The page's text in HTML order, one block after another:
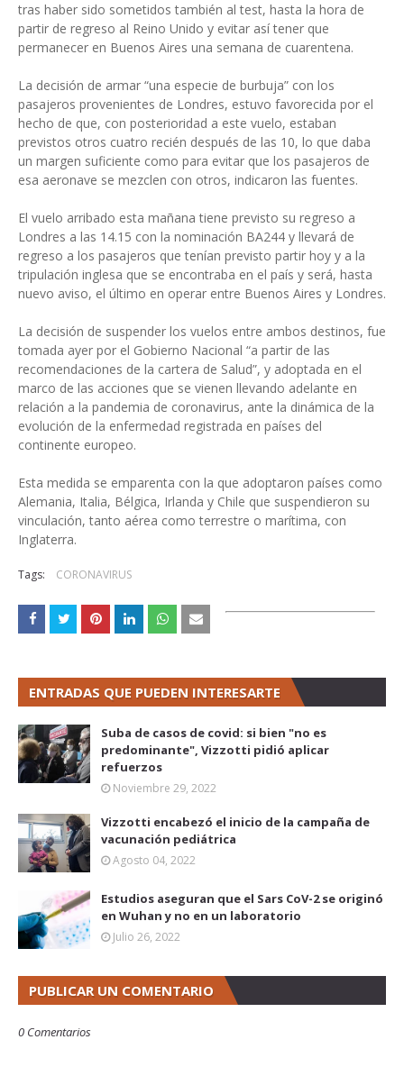
tras haber sido sometidos también al test, hasta la hora de
partir de regreso al Reino Unido y evitar así tener que
permanecer en Buenos Aires una semana de cuarentena.
La decisión de armar “una especie de burbuja” con los
pasajeros provenientes de Londres, estuvo favorecida por el
hecho de que, con posterioridad a este vuelo, estaban
previstos otros cuatro recién después de las 10, lo que daba
un margen suficiente como para evitar que los pasajeros de
esa aeronave se mezclen con otros, indicaron las fuentes.
El vuelo arribado esta mañana tiene previsto su regreso a
Londres a las 14.15 con la nominación BA244 y llevará de
regreso a los pasajeros que tenían previsto partir hoy y a la
tripulación inglesa que se encontraba en el país y será, hasta
nuevo aviso, el último en operar entre Buenos Aires y Londres.
La decisión de suspender los vuelos entre ambos destinos, fue
tomada ayer por el Gobierno Nacional “a partir de las
recomendaciones de la cartera de Salud”, y adoptada en el
marco de las acciones que se vienen llevando adelante en
relación a la pandemia de coronavirus, ante la dinámica de la
evolución de la enfermedad registrada en países del
continente europeo.
Esta medida se emparenta con la que adoptaron países como
Alemania, Italia, Bélgica, Irlanda y Chile que suspendieron su
vinculación, tanto aérea como terrestre o marítima, con
Inglaterra.
Tags: CORONAVIRUS
ENTRADAS QUE PUEDEN INTERESARTE
Suba de casos de covid: si bien "no es
predominante", Vizzotti pidió aplicar
refuerzos
Noviembre 29, 2022
Vizzotti encabezó el inicio de la campaña de
vacunación pediátrica
Agosto 04, 2022
Estudios aseguran que el Sars CoV-2 se originó
en Wuhan y no en un laboratorio
Julio 26, 2022
PUBLICAR UN COMENTARIO
0 Comentarios